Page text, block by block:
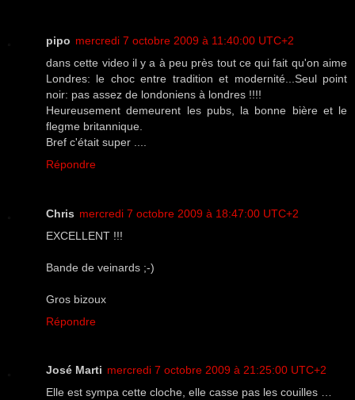
pipo mercredi 7 octobre 2009 à 11:40:00 UTC+2
dans cette video il y a à peu près tout ce qui fait qu'on aime
Londres: le choc entre tradition et modernité...Seul point
noir: pas assez de londoniens à londres !!!!
Heureusement demeurent les pubs, la bonne bière et le
flegme britannique.
Bref c'était super ....
Répondre
Chris mercredi 7 octobre 2009 à 18:47:00 UTC+2
EXCELLENT !!!
Bande de veinards ;-)
Gros bizoux
Répondre
José Marti mercredi 7 octobre 2009 à 21:25:00 UTC+2
Elle est sympa cette cloche, elle casse pas les couilles …